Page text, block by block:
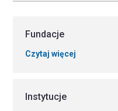
Fundacje
Czytaj więcej
Instytucje